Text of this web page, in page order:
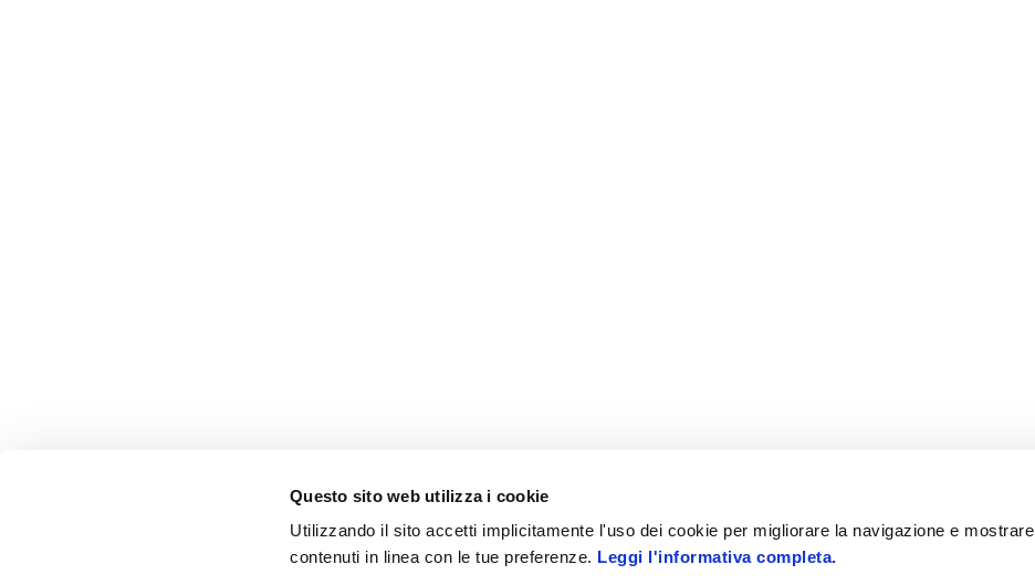
Questo sito web utilizza i cookie
Utilizzando il sito accetti implicitamente l'uso dei cookie per migliorare la navigazione e mostrare
contenuti in linea con le tue preferenze. Leggi l'informativa completa.